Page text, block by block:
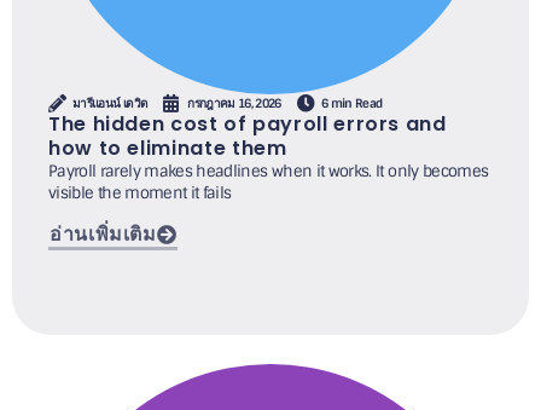
มารีแอนน์ เดวิด กรกฎาคม 16, 2026 6 min Read
The hidden cost of payroll errors and
how to eliminate them
Payroll rarely makes headlines when it works. It only becomes
visible the moment it fails
อ่านเพิ่มเติม